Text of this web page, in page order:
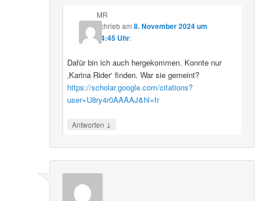
MR
schriebam 8. November 2024 um
14:45 Uhr:
Dafür bin ich auch hergekommen. Konnte nur
‚Karina Rider‘ finden. War sie gemeint?
https://scholar.google.com/citations?
user=U8ry4r0AAAAJ&hl=fr
Antworten ↓